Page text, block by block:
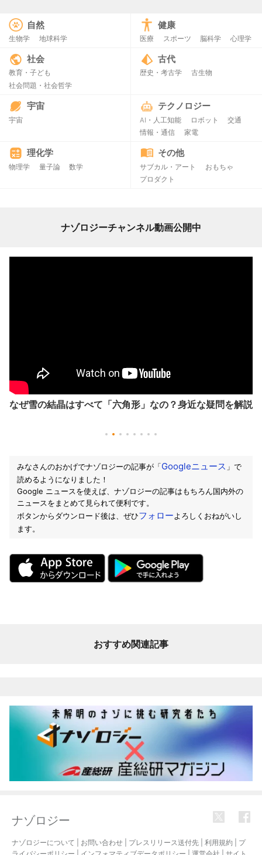
自然
生物学 地球科学
健康
医療 スポーツ 脳科学 心理学
社会
教育・子ども
社会問題・社会哲学
古代
歴史・考古学 古生物
宇宙
宇宙
テクノロジー
AI・人工知能 ロボット
交通
情報・通信
家電
理化学
物理学 量子論 数学
その他
サブカル・アート
おもちゃ
プロダクト
ナゾロジーチャンネル動画公開中
なぜ雪の結晶はすべて「六角形」なの？身近な疑問を解説
みなさんのおかげでナゾロジーの記事が「Googleニュース 」で
読めるようになりました！
Google ニュースを使えば、ナゾロジーの記事はもちろん国内外の
ニュースをまとめて見られて便利です。
ボタンからダウンロード後は、ぜひフォローよろしくおねがいし
ます。
おすすめ関連記事
ナゾロジー
ナゾロジーについて お問い合わせ プレスリリース送付先 利用規約
プ